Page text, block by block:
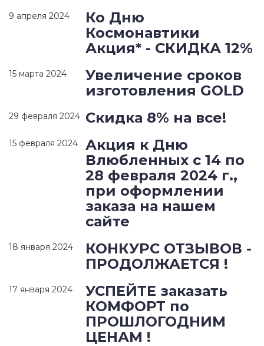
9 апреля 2024
Ко Дню
Космонавтики
Акция* - СКИДКА 12%
15 марта 2024
Увеличение сроков
изготовления GOLD
29 февраля 2024 Скидка 8% на все!
15 февраля 2024
Акция к Дню
Влюбленных с 14 по
28 февраля 2024 г.,
при оформлении
заказа на нашем
сайте
18 января 2024
КОНКУРС ОТЗЫВОВ -
ПРОДОЛЖАЕТСЯ !
17 января 2024
УСПЕЙТЕ заказать
КОМФОРТ по
ПРОШЛОГОДНИМ
ЦЕНАМ !